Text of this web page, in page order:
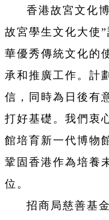
香港故宮文化
故宮學生文化大使
華優秀傳統文化的
承和推廣工作。計
信，同時為日後有
打好基礎。我們衷
館培育新一代博物
鞏固香港作為培養
位。
招商局慈善基